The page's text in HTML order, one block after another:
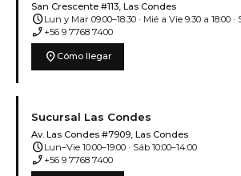
San Crescente #113, Las Condes
scheduleLun y Mar 09:00–18:30 · Mié a Vie 9:30 a 18:00 ·
phone_enabled +56 9 7768 7400
location_on Cómo llegar
Sucursal Las Condes
Av. Las Condes #7909, Las Condes
scheduleLun–Vie 10:00–19:00 · Sáb 10:00–14:00
phone_enabled +56 9 7768 7400